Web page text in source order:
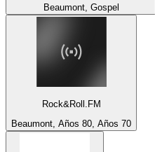
Beaumont, Gospel
Rock&Roll.FM
Beaumont, Años 80, Años 70